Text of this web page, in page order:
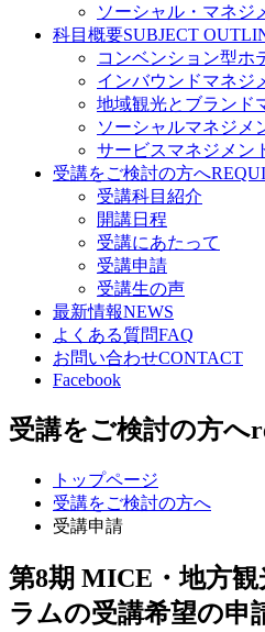
ソーシャル・マネジ
科目概要SUBJECT
コンベンション型ホ
インバウンドマネジ
地域観光とブランド
ソーシャルマネジメ
サービスマネジメン
受講をご検討の方へ
受講科目紹介
開講日程
受講にあたって
受講申請
受講生の声
最新情報NEWS
よくある質問FAQ
お問い合わせCONTACT
Facebook
受講をご検討の方へ
トップページ
受講をご検討の方へ
受講申請
第8期 MICE・地方
ラムの受講希望の申